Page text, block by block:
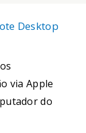
Desktop
via Apple
do